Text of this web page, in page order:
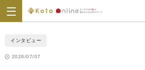
Koto
インタビュー
2026/07/07